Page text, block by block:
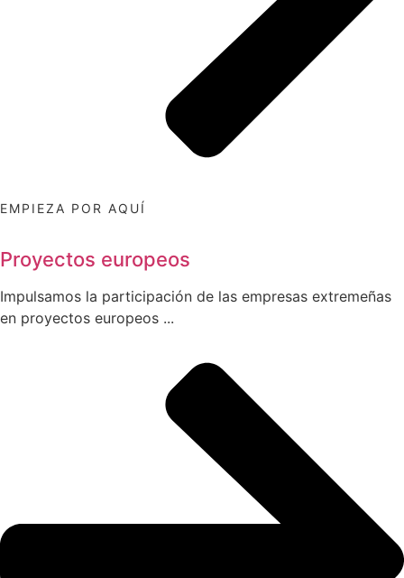
EMPIEZA POR AQUÍ
Proyectos europeos
Impulsamos la participación de las empresas extremeñas
en proyectos europeos ...